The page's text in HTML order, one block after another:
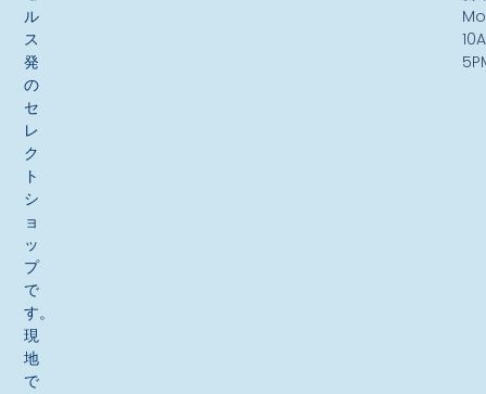
ル
ス
発
の
セ
レ
ク
ト
シ
ョ
ッ
プ
で
す。
現
地
で